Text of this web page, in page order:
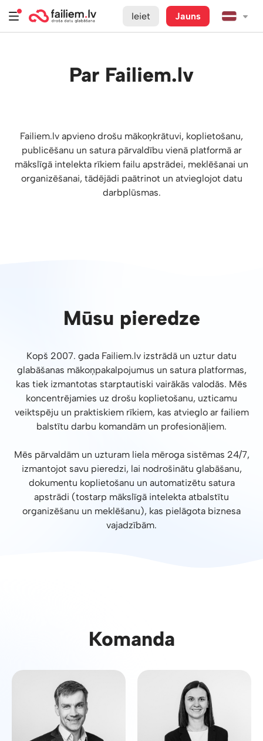
Ieiet Jauns
Par Failiem.lv
Failiem.lv apvieno drošu mākoņkrātuvi, koplietošanu,
publicēšanu un satura pārvaldību vienā platformā ar
mākslīgā intelekta rīkiem failu apstrādei, meklēšanai un
organizēšanai, tādējādi paātrinot un atvieglojot datu
darbplūsmas.
Mūsu pieredze
Kopš 2007. gada Failiem.lv izstrādā un uztur datu
glabāšanas mākoņpakalpojumus un satura platformas,
kas tiek izmantotas starptautiski vairākās valodās. Mēs
koncentrējamies uz drošu koplietošanu, uzticamu
veiktspēju un praktiskiem rīkiem, kas atvieglo ar failiem
balstītu darbu komandām un profesionāļiem.
Mēs pārvaldām un uzturam liela mēroga sistēmas 24/7,
izmantojot savu pieredzi, lai nodrošinātu glabāšanu,
dokumentu koplietošanu un automatizētu satura
apstrādi (tostarp mākslīgā intelekta atbalstītu
organizēšanu un meklēšanu), kas pielāgota biznesa
vajadzībām.
Komanda